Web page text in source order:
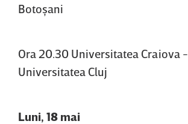
Botoşani
Ora 20.30 Universitatea Craiova -
Universitatea Cluj
Luni, 18 mai